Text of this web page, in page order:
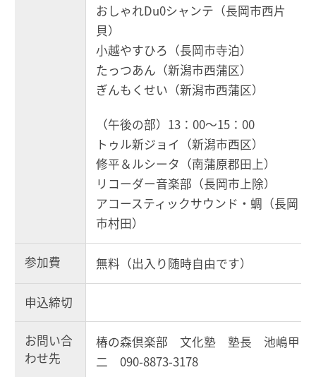
おしゃれDu0シャンテ（長岡市西片
貝）
小越やすひろ（長岡市寺泊）
たっつあん（新潟市西蒲区）
ぎんもくせい（新潟市西蒲区）
（午後の部）13：00～15：00
トゥル新ジョイ（新潟市西区）
修平＆ルシータ（南蒲原郡田上）
リコーダー音楽部（長岡市上除）
アコースティックサウンド・蜩（長岡
市村田）
参加費 無料（出入り随時自由です）
申込締切
お問い合
わせ先
椿の森倶楽部 文化塾 塾長 池嶋甲
二 090-8873-3178